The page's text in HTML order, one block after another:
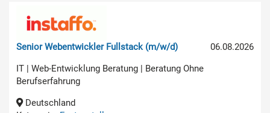
06.08.2026
Senior Webentwickler Fullstack (m/w/d)
IT | Web-Entwicklung Beratung | Beratung Ohne
Berufserfahrung
Deutschland